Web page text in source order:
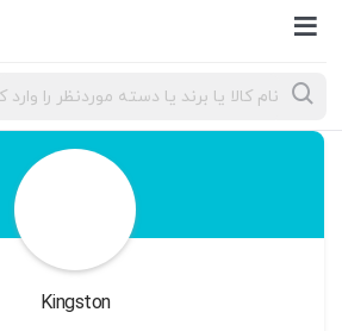
Products
search
Kingston